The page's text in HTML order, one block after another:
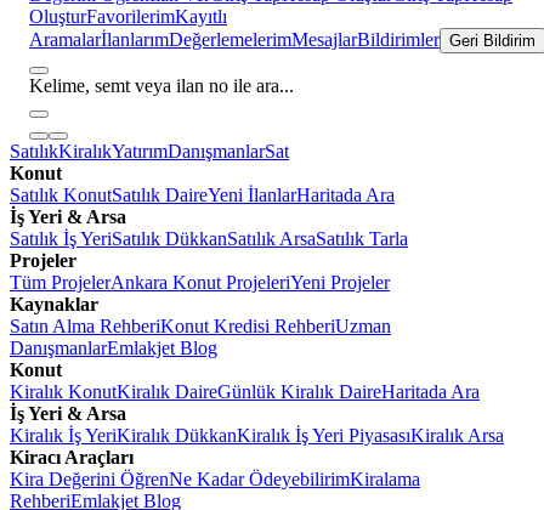
OluşturFavorilerimKayıtlı
AramalarİlanlarımDeğerlemelerimMesajlarBildirimler Geri Bildirim
Kelime, semt veya ilan no ile ara...
SatılıkKiralıkYatırımDanışmanlarSat
Konut
Satılık KonutSatılık DaireYeni İlanlarHaritada Ara
İş Yeri & Arsa
Satılık İş YeriSatılık DükkanSatılık ArsaSatılık Tarla
Projeler
Tüm ProjelerAnkara Konut ProjeleriYeni Projeler
Kaynaklar
Satın Alma RehberiKonut Kredisi RehberiUzman
DanışmanlarEmlakjet Blog
Konut
Kiralık KonutKiralık DaireGünlük Kiralık DaireHaritada Ara
İş Yeri & Arsa
Kiralık İş YeriKiralık DükkanKiralık İş Yeri PiyasasıKiralık Arsa
Kiracı Araçları
Kira Değerini ÖğrenNe Kadar ÖdeyebilirimKiralama
RehberiEmlakjet Blog